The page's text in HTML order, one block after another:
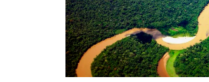
wahrheit